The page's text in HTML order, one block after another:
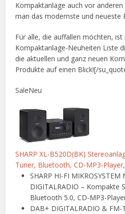
Kompaktanlage auch vor
man das modernste und neueste
Für alle, die auffallen möchten, ist
Kompaktanlage-Neuheiten Liste
die aktuellen und ganz neuen
Produkte auf einen Blick![/
SaleNeu
SHARP XL-B520D(BK)
Tuner, Bluetooth, CD-MP3-
SHARP HI-FI MIKROSYSTEM
DIGITALRADIO – Kompakte
Bluetooth 5.0, CD-MP3-
DAB+ DIGITALRADIO & FM-